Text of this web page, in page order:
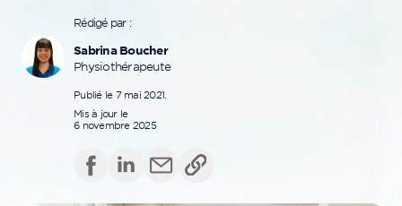
Rédigé par :
Sabrina Boucher
Physiothérapeute
Publié le 7 mai 2021.
Mis à jour le
6 novembre 2025